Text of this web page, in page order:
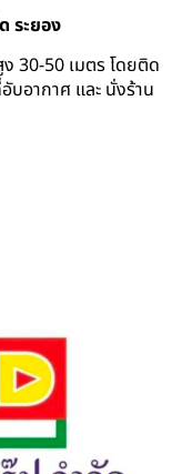
ระยอง
30-50 เมตร โดยติด
อากาศ และ นั่งร้าน